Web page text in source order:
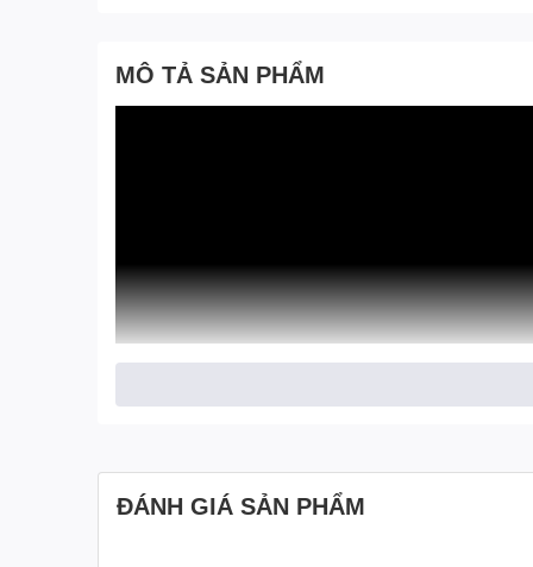
MÔ TẢ SẢN PHẨM
ĐÁNH GIÁ SẢN PHẨM